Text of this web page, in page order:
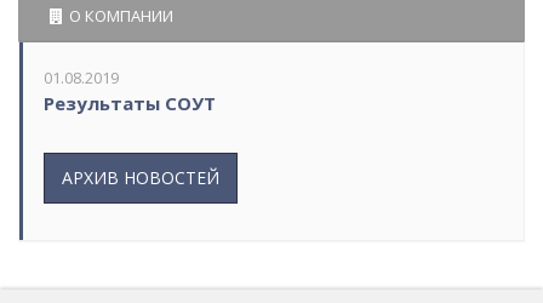
О КОМПАНИИ
01.08.2019
Результаты СОУТ
АРХИВ НОВОСТЕЙ